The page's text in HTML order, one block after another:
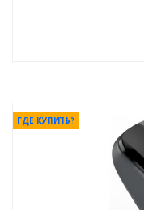
ГДЕ КУПИТЬ?